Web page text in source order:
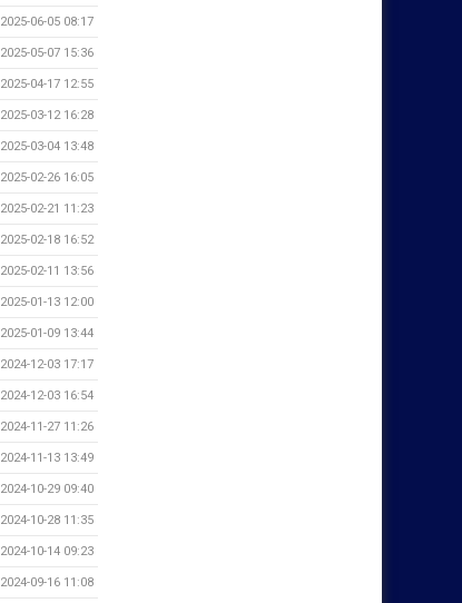
2025-06-05 08:17
2025-05-07 15:36
2025-04-17 12:55
2025-03-12 16:28
2025-03-04 13:48
2025-02-26 16:05
2025-02-21 11:23
2025-02-18 16:52
2025-02-11 13:56
2025-01-13 12:00
2025-01-09 13:44
2024-12-03 17:17
2024-12-03 16:54
2024-11-27 11:26
2024-11-13 13:49
2024-10-29 09:40
2024-10-28 11:35
2024-10-14 09:23
2024-09-16 11:08